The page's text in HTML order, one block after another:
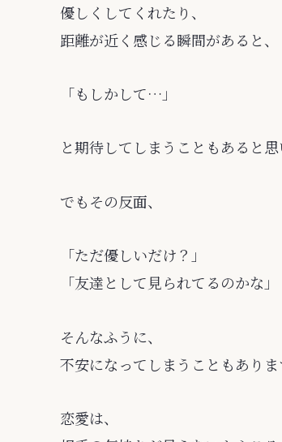
優しくしてくれたり、
距離が近く感じる瞬間があると、
「もしかして…」
と期待してしまうこともあると思
でもその反面、
「ただ優しいだけ？」
「友達として見られてるのかな」
そんなふうに、
不安になってしまうこともありま
恋愛は、